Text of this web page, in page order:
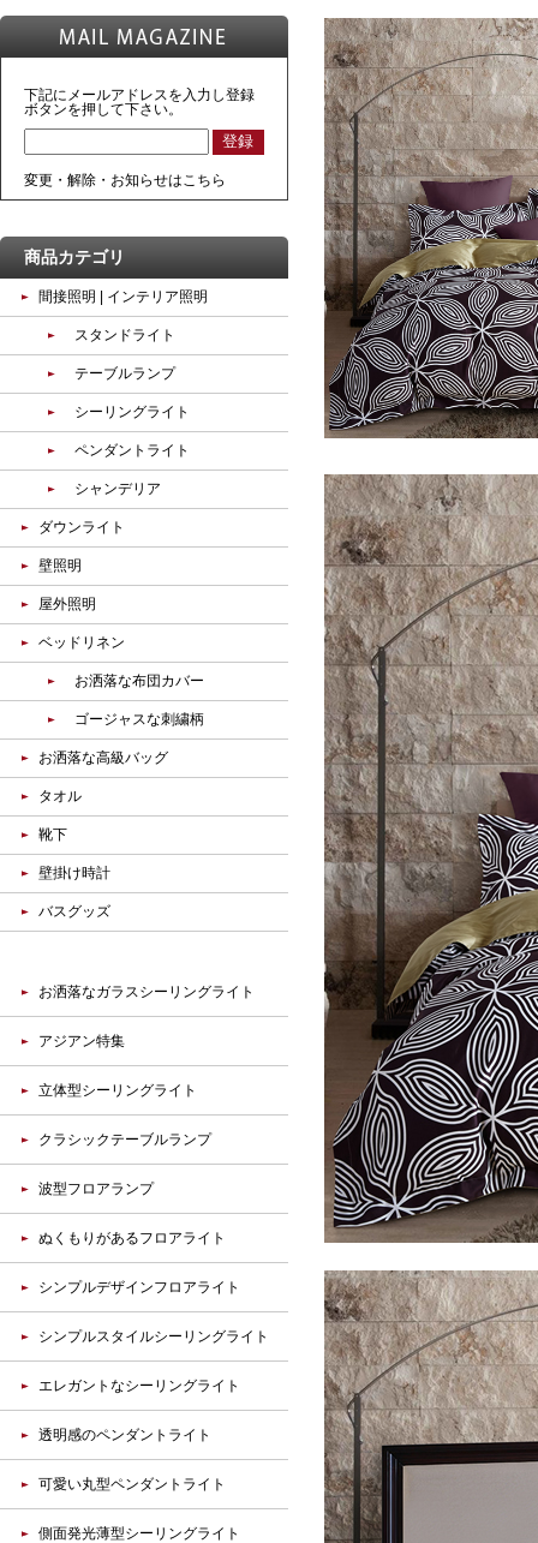
下記にメールアドレスを入力し登録
ボタンを押して下さい。
変更・解除・お知らせはこちら
商品カテゴリ
間接照明 | インテリア照明
スタンドライト
テーブルランプ
シーリングライト
ペンダントライト
シャンデリア
ダウンライト
壁照明
屋外照明
ベッドリネン
お洒落な布団カバー
ゴージャスな刺繍柄
お洒落な高級バッグ
タオル
靴下
壁掛け時計
バスグッズ
お洒落なガラスシーリングライト
アジアン特集
立体型シーリングライト
クラシックテーブルランプ
波型フロアランプ
ぬくもりがあるフロアライト
シンプルデザインフロアライト
シンプルスタイルシーリングライト
エレガントなシーリングライト
透明感のペンダントライト
可愛い丸型ペンダントライト
側面発光薄型シーリングライト